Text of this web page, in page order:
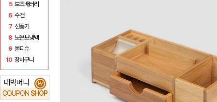
5 보조배터리
6 수건
7 선풍기
8 보온보냉백
9 물티슈
10 장바구니
대박머니
COUPON SHOP
₩